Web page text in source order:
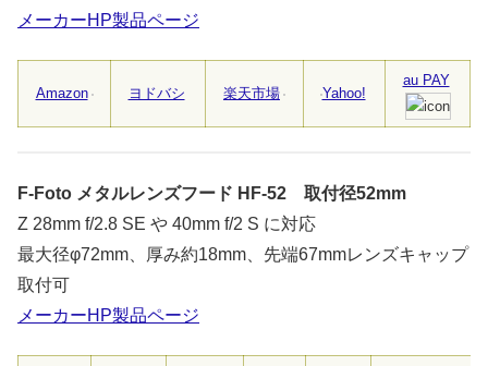
メーカーHP製品ページ
Amazon ヨドバシ 楽天市場 Yahoo!
au PAY
F-Foto メタルレンズフード HF-52 取付径52mm
Z 28mm f/2.8 SE や 40mm f/2 S に対応
最大径φ72mm、厚み約18mm、先端67mmレンズキャップ
取付可
メーカーHP製品ページ